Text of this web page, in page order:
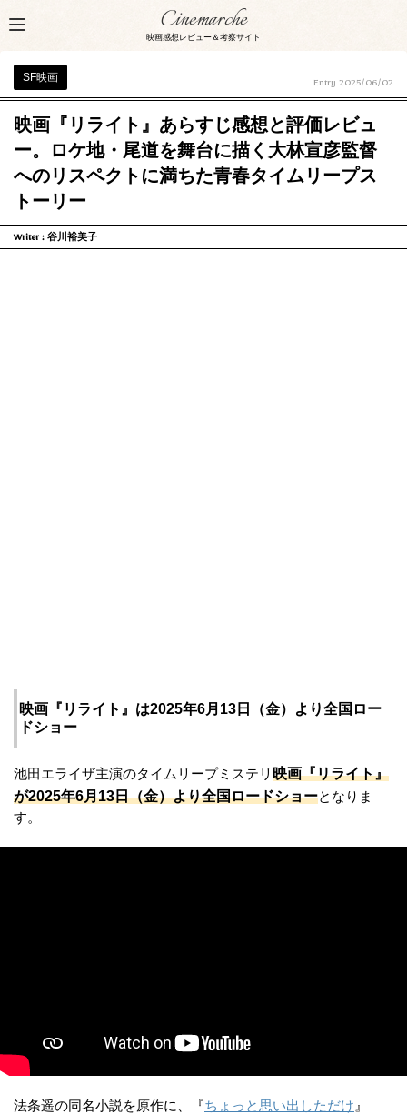
Cinemarche
映画感想レビュー＆考察サイト
SF映画
Entry 2025/06/02
映画『リライト』あらすじ感想と評価レビュ
ー。ロケ地・尾道を舞台に描く大林宣彦監督
へのリスペクトに満ちた青春タイムリープス
トーリー
Writer : 谷川裕美子
映画『リライト』は2025年6月13日（金）より全国ロー
ドショー
池田エライザ主演のタイムリープミステリ 映画『リライト』
が2025年6月13日（金）より全国ロードショーとなりま
す。
法条遥の同名小説を原作に、『ちょっと思い出しただけ 』